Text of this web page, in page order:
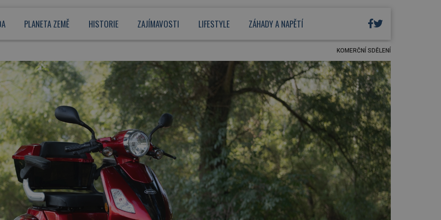
PLANETA ZEMĚ HISTORIE ZAJÍMAVOSTI LIFESTYLE ZÁHADY A NAPĚTÍ
KOMERČNÍ SDĚLENÍ